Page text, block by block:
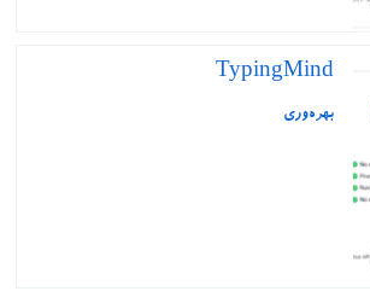
TypingMind
بهره‌وری